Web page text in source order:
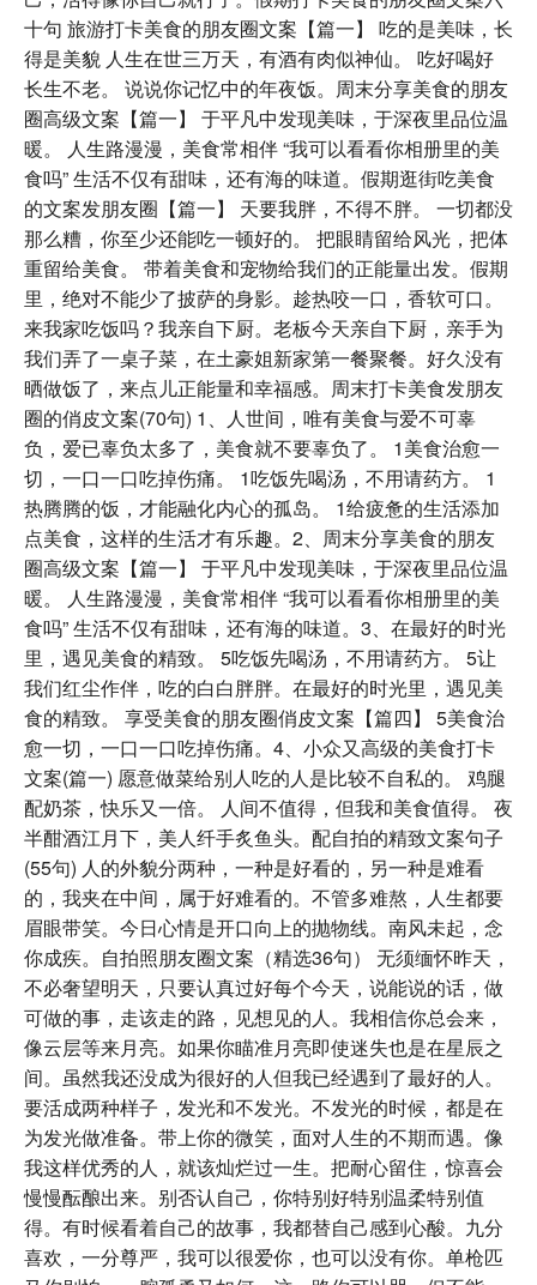
十句 旅游打卡美食的朋友圈文案【篇一】 吃的是美味，长
得是美貌 人生在世三万天，有酒有肉似神仙。 吃好喝好
长生不老。 说说你记忆中的年夜饭。周末分享美食的朋友
圈高级文案【篇一】 于平凡中发现美味，于深夜里品位温
暖。 人生路漫漫，美食常相伴 “我可以看看你相册里的美
食吗” 生活不仅有甜味，还有海的味道。假期逛街吃美食
的文案发朋友圈【篇一】 天要我胖，不得不胖。 一切都没
那么糟，你至少还能吃一顿好的。 把眼睛留给风光，把体
重留给美食。 带着美食和宠物给我们的正能量出发。假期
里，绝对不能少了披萨的身影。趁热咬一口，香软可口。
来我家吃饭吗？我亲自下厨。老板今天亲自下厨，亲手为
我们弄了一桌子菜，在土豪姐新家第一餐聚餐。好久没有
晒做饭了，来点儿正能量和幸福感。周末打卡美食发朋友
圈的俏皮文案(70句) 1、人世间，唯有美食与爱不可辜
负，爱已辜负太多了，美食就不要辜负了。 1美食治愈一
切，一口一口吃掉伤痛。 1吃饭先喝汤，不用请药方。 1
热腾腾的饭，才能融化内心的孤岛。 1给疲惫的生活添加
点美食，这样的生活才有乐趣。2、周末分享美食的朋友
圈高级文案【篇一】 于平凡中发现美味，于深夜里品位温
暖。 人生路漫漫，美食常相伴 “我可以看看你相册里的美
食吗” 生活不仅有甜味，还有海的味道。3、在最好的时光
里，遇见美食的精致。 5吃饭先喝汤，不用请药方。 5让
我们红尘作伴，吃的白白胖胖。在最好的时光里，遇见美
食的精致。 享受美食的朋友圈俏皮文案【篇四】 5美食治
愈一切，一口一口吃掉伤痛。4、小众又高级的美食打卡
文案(篇一) 愿意做菜给别人吃的人是比较不自私的。 鸡腿
配奶茶，快乐又一倍。 人间不值得，但我和美食值得。 夜
半酣酒江月下，美人纤手炙鱼头。配自拍的精致文案句子
(55句) 人的外貌分两种，一种是好看的，另一种是难看
的，我夹在中间，属于好难看的。不管多难熬，人生都要
眉眼带笑。今日心情是开口向上的抛物线。南风未起，念
你成疾。自拍照朋友圈文案（精选36句） 无须缅怀昨天，
不必奢望明天，只要认真过好每个今天，说能说的话，做
可做的事，走该走的路，见想见的人。我相信你总会来，
像云层等来月亮。如果你瞄准月亮即使迷失也是在星辰之
间。虽然我还没成为很好的人但我已经遇到了最好的人。
要活成两种样子，发光和不发光。不发光的时候，都是在
为发光做准备。带上你的微笑，面对人生的不期而遇。像
我这样优秀的人，就该灿烂过一生。把耐心留住，惊喜会
慢慢酝酿出来。别否认自己，你特别好特别温柔特别值
得。有时候看着自己的故事，我都替自己感到心酸。九分
喜欢，一分尊严，我可以很爱你，也可以没有你。单枪匹